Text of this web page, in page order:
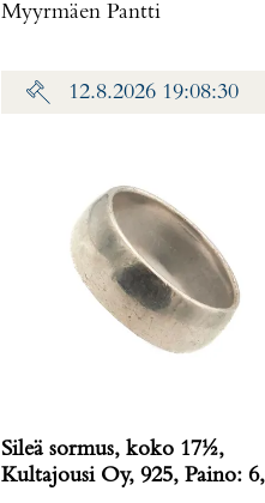
Myyrmäen Pantti
12.8.2026 19:08:30
Sileä sormus, koko 17½,
Kultajousi Oy, 925, Paino: